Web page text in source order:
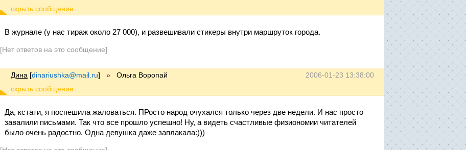
В журнале (у нас тираж около 27 000), и развешивали стикеры внутри маршруток города.
[Нет ответов на это сообщение]
2006-01-23 13:38:00
Дина [dinariushka@mail.ru] » Ольга Воропай
Да, кстати, я поспешила жаловаться. ПРосто народ очухался только через две недели. И нас просто
завалили письмами. Так что все прошло успешно! Ну, а видеть счастливые физиономии читателей
было очень радостно. Одна девушка даже заплакала:)))